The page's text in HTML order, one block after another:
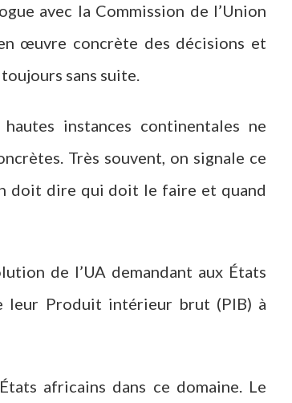
avec la Commission de l’Union
œuvre concrète des décisions et
sans suite.
instances continentales ne
Très souvent, on signale ce
doit dire qui doit le faire et quand
de l’UA demandant aux États
leur Produit intérieur brut (PIB) à
africains dans ce domaine. Le